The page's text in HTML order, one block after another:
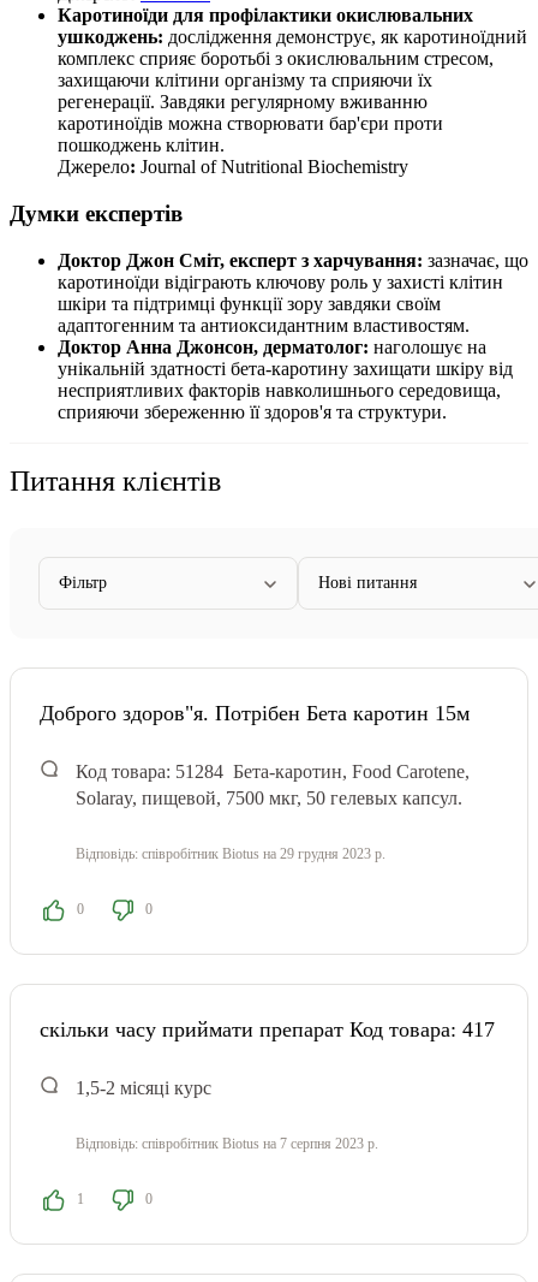
Каротиноїди для профілактики окислювальних
ушкоджень: дослідження демонструє, як каротиноїдний
комплекс сприяє боротьбі з окислювальним стресом,
захищаючи клітини організму та сприяючи їх
регенерації. Завдяки регулярному вживанню
каротиноїдів можна створювати бар'єри проти
пошкоджень клітин.
Джерело: Journal of Nutritional Biochemistry
Думки експертів
Доктор Джон Сміт, експерт з харчування: зазначає, що
каротиноїди відіграють ключову роль у захисті клітин
шкіри та підтримці функції зору завдяки своїм
адаптогенним та антиоксидантним властивостям.
Доктор Анна Джонсон, дерматолог: наголошує на
унікальній здатності бета-каротину захищати шкіру від
несприятливих факторів навколишнього середовища,
сприяючи збереженню її здоров'я та структури.
Питання клієнтів
Фільтр Нові питання
Доброго здоров"я. Потрібен Бета каротин 15м
Код товара: 51284 Бета-каротин, Food Carotene,
Solaray, пищевой, 7500 мкг, 50 гелевых капсул.
Відповідь: співробітник Biotus на 29 грудня 2023 р.
0 0
скільки часу приймати препарат Код товара: 417
1,5-2 місяці курс
Відповідь: співробітник Biotus на 7 серпня 2023 р.
1 0